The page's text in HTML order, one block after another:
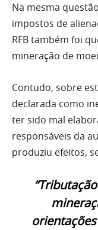
Na mesma
impostos de
RFB também foi
mineração de
Contudo, sobre
declarada como
ter sido mal
responsáveis da
produziu efeitos,